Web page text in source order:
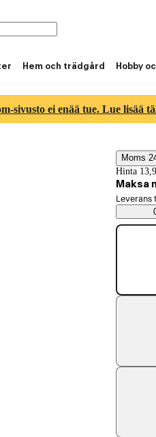
Hem och trädgård Hobby
sivusto ei enää tue. Lue lisää
Moms
Hinta
Maksa
Välj
Leverans